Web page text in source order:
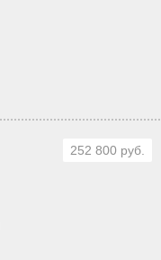
252 800 руб.